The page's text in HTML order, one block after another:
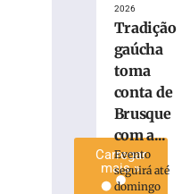
Carregar
mais »
2026
Tradição
gaúcha
toma
conta de
Brusque
com a...
Evento
seguirá até
domingo